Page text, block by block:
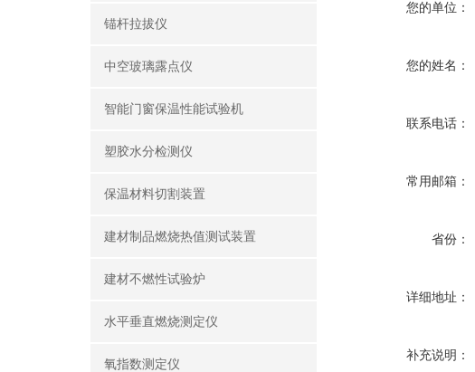
锚杆拉拔仪
中空玻璃露点仪
智能门窗保温性能试验机
塑胶水分检测仪
保温材料切割装置
建材制品燃烧热值测试装置
建材不燃性试验炉
水平垂直燃烧测定仪
氧指数测定仪
您的单位：
您的姓名：
联系电话：
常用邮箱：
省份：
详细地址：
补充说明：